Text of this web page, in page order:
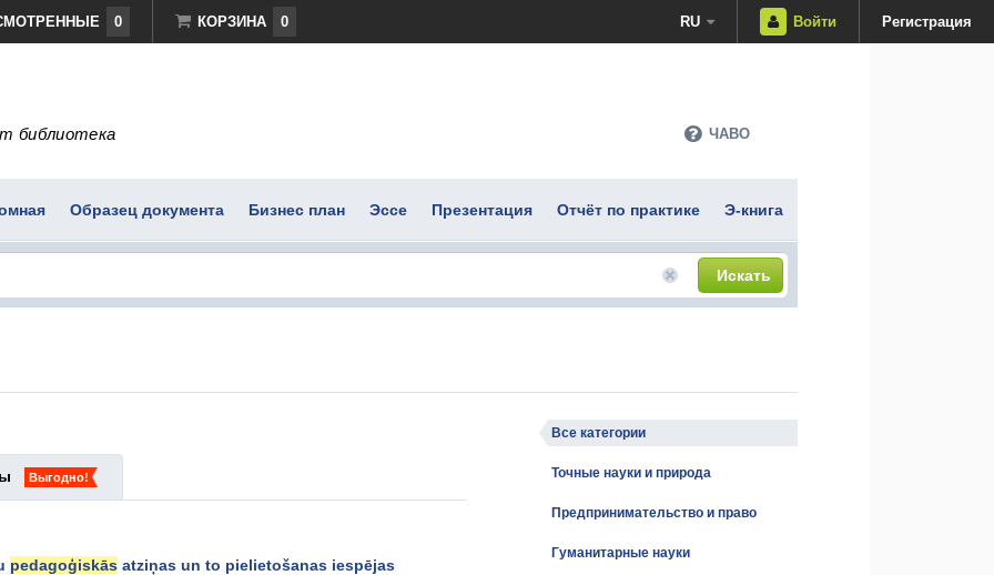
0 КОРЗИНА 0 RU Войти Регистрация
библиотека ЧАВО
Образец документа Бизнес план Эссе Презентация Отчёт по практике Э-книга
Искать
Выгодно!
pedagoģiskās atziņas un to pielietošanas iespējas
Все категории
Точные науки и природа
Предпринимательство и право
Гуманитарные науки